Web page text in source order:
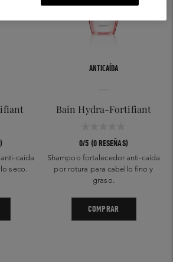
caída
seco.
ANTICAÍDA
Bain Hydra-Fortifiant
0/5 (0 RESEÑAS)
Shampoo fortalecedor anti-caída
por rotura para cabello fino y
graso.
COMPRAR